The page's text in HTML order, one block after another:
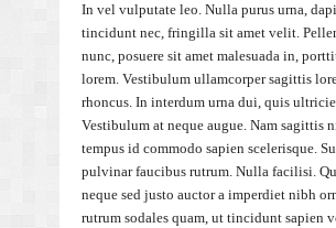
In vel vulputate leo. Nulla purus urna,
tincidunt nec, fringilla sit amet velit.
nunc, posuere sit amet malesuada in,
lorem. Vestibulum ullamcorper sagittis
rhoncus. In interdum urna dui, quis
Vestibulum at neque augue. Nam sagittis
tempus id commodo sapien scelerisque.
pulvinar faucibus rutrum. Nulla facilisi.
neque sed justo auctor a imperdiet nibh
rutrum sodales quam, ut tincidunt sapien